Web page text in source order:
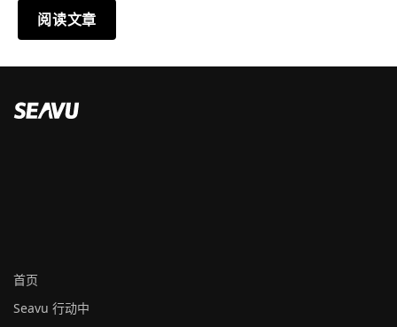
阅读文章
首页
Seavu 行动中